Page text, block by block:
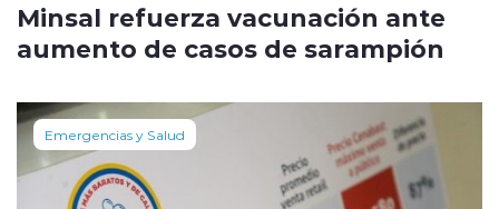
Minsal refuerza vacunación ante
aumento de casos de sarampión
Emergencias y Salud